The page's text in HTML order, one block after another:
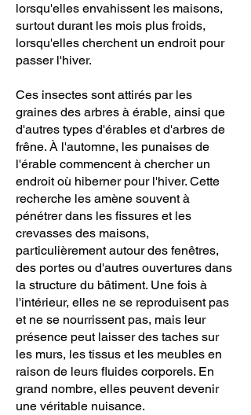
lorsqu'elles envahissent les maisons,
surtout durant les mois plus froids,
lorsqu'elles cherchent un endroit pour
passer l'hiver.
Ces insectes sont attirés par les
graines des arbres à érable, ainsi que
d'autres types d'érables et d'arbres de
frêne. À l'automne, les punaises de
l'érable commencent à chercher un
endroit où hiberner pour l'hiver. Cette
recherche les amène souvent à
pénétrer dans les fissures et les
crevasses des maisons,
particulièrement autour des fenêtres,
des portes ou d'autres ouvertures dans
la structure du bâtiment. Une fois à
l'intérieur, elles ne se reproduisent pas
et ne se nourrissent pas, mais leur
présence peut laisser des taches sur
les murs, les tissus et les meubles en
raison de leurs fluides corporels. En
grand nombre, elles peuvent devenir
une véritable nuisance.